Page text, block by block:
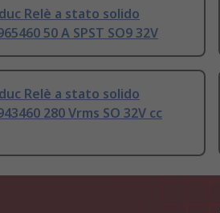
Relè a stato solido
50 A SPST SO9 32V
Relè a stato solido
280 Vrms SO 32V cc